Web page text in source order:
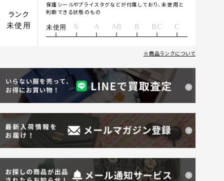
ランク
未使用
保護シールやプライスタグなどが付属しており、未使用と
判断できる状態のもの
未使用 S A AB B BC C
商品ランクについて